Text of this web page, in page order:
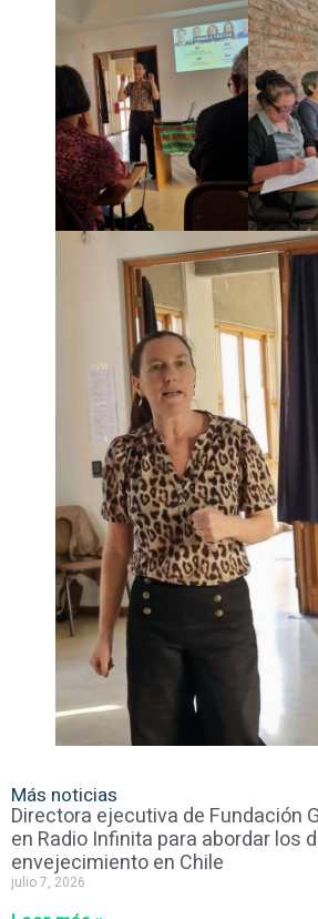
Más noticias
Directora ejecutiva de Fundación
en Radio Infinita para abordar los
envejecimiento en Chile
julio 7, 2026